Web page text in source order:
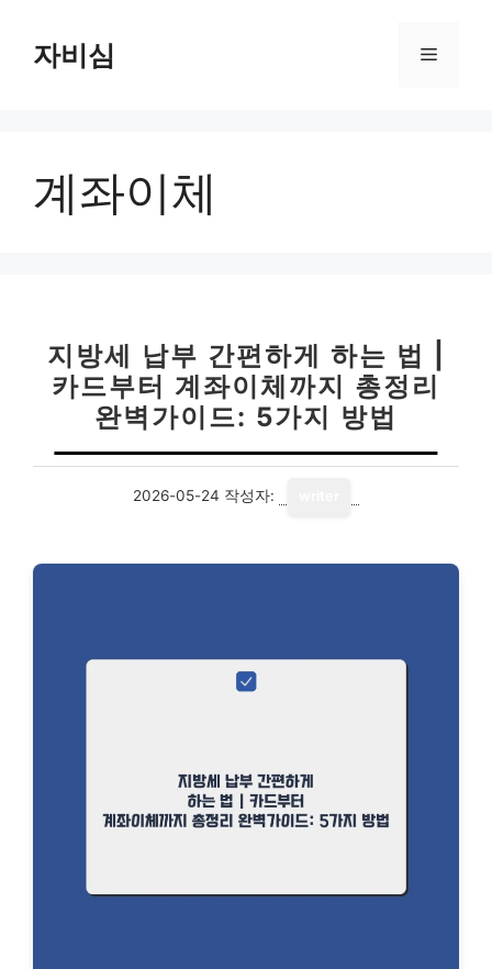
자비심 메
계좌이체
지방세 납부 간편하게 하는 법 |
카드부터 계좌이체까지 총정리
완벽가이드: 5가지 방법
2026-05-24 작성자: